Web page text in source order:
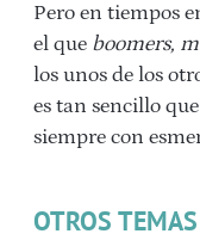
Pero en tiempos
el que boomers,
los unos de los
es tan sencillo
siempre con
OTROS